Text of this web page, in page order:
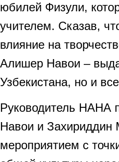
юбилей Физули,
учителем. Сказав,
влияние на
Алишер Навои –
Узбекистана, но и
Руководитель НАНА
Навои и
мероприятием с